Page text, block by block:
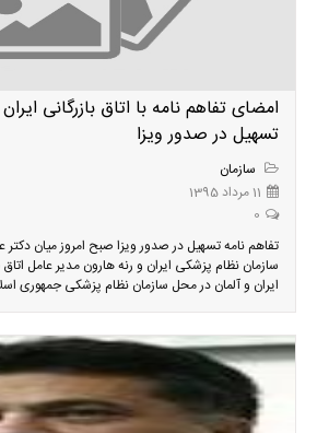
امضای تفاهم نامه با اتاق بازرگانی
تسهیل در صدور ویزا
سازمان
11 مرداد 1395
0
تفاهم نامه تسهیل در صدور ویزا صبح امروز میان دکتر
سازمان نظام پزشکی ایران و رنه هارون مدیر عامل اتاق
ایران و آلمان در محل سازمان نظام پزشکی جمهوری